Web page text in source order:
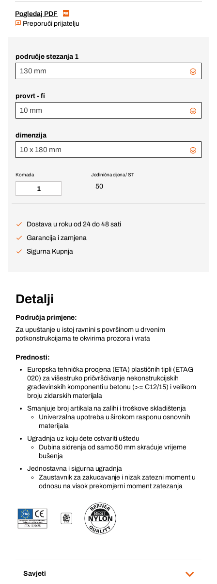
Pogledaj PDF
Preporuči prijatelju
područje stezanja 1
130 mm
provrt - fi
10 mm
dimenzija
10 x 180 mm
Jedinična cijena / ST
50
Komada
Dostava u roku od 24 do 48 sati
Garancija i zamjena
Sigurna Kupnja
Detalji
Područja primjene:
Za upuštanje u istoj ravnini s površinom u drvenim
potkonstrukcijama te okvirima prozora i vrata
Prednosti:
Europska tehnička procjena (ETA) plastičnih tipli (ETAG
020) za višestruko pričvršćivanje nekonstrukcijskih
građevinskih komponenti u betonu (>= C12/15) i velikom
broju zidarskih materijala
Smanjuje broj artikala na zalihi i troškove skladištenja
Univerzalna upotreba u širokom rasponu osnovnih
materijala
Ugradnja uz koju ćete ostvariti uštedu
Dubina sidrenja od samo 50 mm skraćuje vrijeme
bušenja
Jednostavna i sigurna ugradnja
Zaustavnik za zakucavanje i nizak zatezni moment u
odnosu na visok prekomjerni moment zatezanja
Savjeti